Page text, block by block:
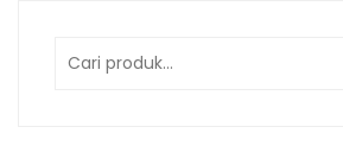
Pencarian
untuk: